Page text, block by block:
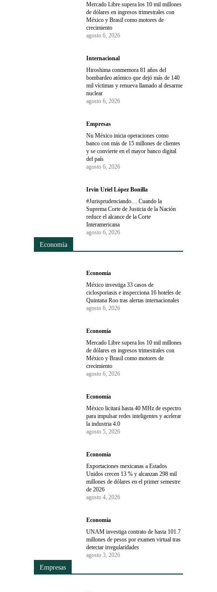
Mercado Libre supera los 10 mil millones
de dólares en ingresos trimestrales con
México y Brasil como motores de
crecimiento
agosto 6, 2026
Internacional
Hiroshima conmemora 81 años del
bombardeo atómico que dejó más de 140
mil víctimas y renueva llamado al desarme
nuclear
agosto 6, 2026
Empresas
Nu México inicia operaciones como
banco con más de 15 millones de clientes
y se convierte en el mayor banco digital
del país
agosto 6, 2026
Irvin Uriel López Bonilla
#Jurisprudenciando… Cuando la
Suprema Corte de Justicia de la Nación
reduce el alcance de la Corte
Interamericana
agosto 6, 2026
Economía
Economía
México investiga 33 casos de
ciclosporiasis e inspecciona 16 hoteles de
Quintana Roo tras alertas internacionales
agosto 6, 2026
Economía
Mercado Libre supera los 10 mil millones
de dólares en ingresos trimestrales con
México y Brasil como motores de
crecimiento
agosto 6, 2026
Economía
México licitará hasta 40 MHz de espectro
para impulsar redes inteligentes y acelerar
la industria 4.0
agosto 5, 2026
Economía
Exportaciones mexicanas a Estados
Unidos crecen 13 % y alcanzan 298 mil
millones de dólares en el primer semestre
de 2026
agosto 4, 2026
Economía
UNAM investiga contrato de hasta 101.7
millones de pesos por examen virtual tras
detectar irregularidades
agosto 3, 2026
Empresas